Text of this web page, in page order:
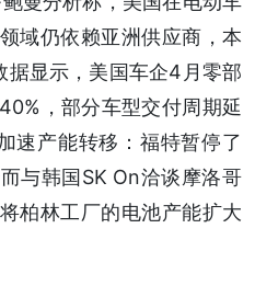
域仍依赖亚洲供应商，本
据显示，美国车企4月零部
，部分车型交付周期延
速产能转移：福特暂停了
与韩国SK On洽谈摩洛哥
柏林工厂的电池产能扩大